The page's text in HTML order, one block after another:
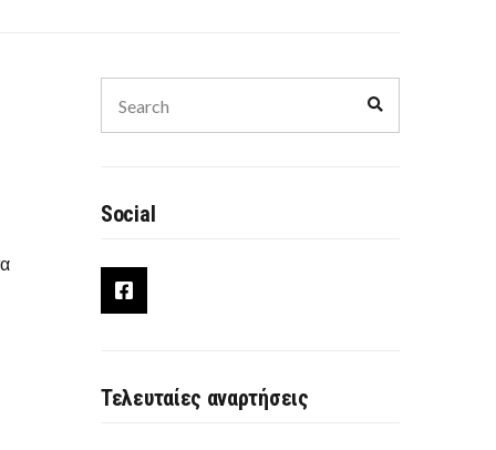
for:
Social
Τελευταίες αναρτήσεις